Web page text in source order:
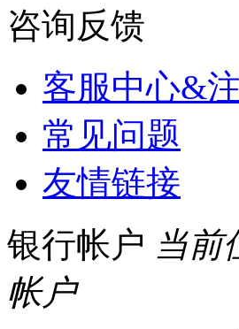
咨询反馈
客服中心&
常见问题
友情链接
银行帐户 当前
帐户